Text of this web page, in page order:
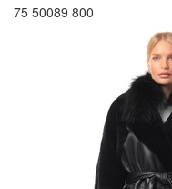
75 50089 800